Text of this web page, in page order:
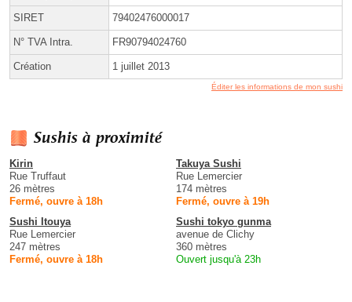
SIRET 79402476000017
N° TVA Intra. FR90794024760
Création 1 juillet 2013
Éditer les informations de mon sushi
Sushis à proximité
Kirin
Rue Truffaut
26 mètres
Fermé, ouvre à 18h
Takuya Sushi
Rue Lemercier
174 mètres
Fermé, ouvre à 19h
Sushi Itouya
Rue Lemercier
247 mètres
Fermé, ouvre à 18h
Sushi tokyo gunma
avenue de Clichy
360 mètres
Ouvert jusqu'à 23h